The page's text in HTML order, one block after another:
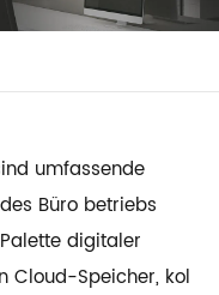
umfassende
Büro betriebs
digitaler
Cloud-Speicher, kol